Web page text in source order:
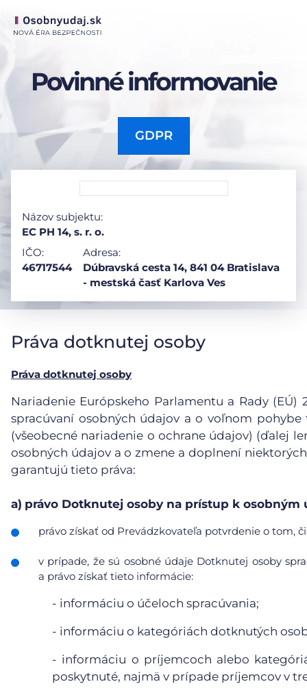
Povinné informovanie
GDPR
Názov subjektu:
EC PH 14, s. r. o.
IČO:
46717544
Adresa:
Dúbravská cesta 14, 841 04 Bratislava
- mestská časť Karlova Ves
Práva dotknutej osoby
Práva dotknutej osoby
Nariadenie Európskeho Parlamentu a Rady (EÚ)
spracúvaní osobných údajov a o voľnom
(všeobecné nariadenie o ochrane údajov) (ďalej
osobných údajov a o zmene a doplnení
garantujú tieto práva:
a) právo Dotknutej osoby na prístup k osobným
právo získať od Prevádzkovateľa potvrdenie o tom,
v prípade, že sú osobné údaje Dotknutej osoby
a právo získať tieto informácie:
- informáciu o účeloch spracúvania;
- informáciu o kategóriách dotknutých
- informáciu o príjemcoch alebo
poskytnuté, najmä v prípade príjemcov v